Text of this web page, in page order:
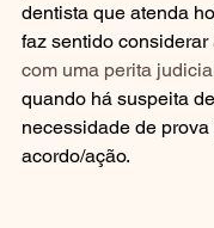
dentista que atenda
faz sentido considerar
com uma perita
quando há suspeita
necessidade de prova
acordo/ação.